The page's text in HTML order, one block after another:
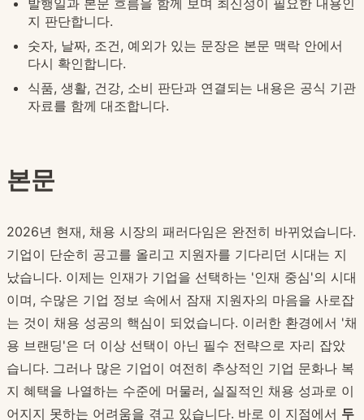
발행일과 본문 흐름을 함께 보며 최신성이 필요한 내용인
지 판단합니다.
숫자, 날짜, 조건, 예외가 있는 문장은 본문 맥락 안에서
다시 확인합니다.
식품, 생활, 건강, 소비 판단과 연결되는 내용은 공식 기관
자료를 함께 대조합니다.
본문
2026년 현재, 채용 시장의 패러다임은 완전히 바뀌었습니다.
기업이 단순히 공고를 올리고 지원자를 기다리던 시대는 지
났습니다. 이제는 인재가 기업을 선택하는 '인재 중심'의 시대
이며, 수많은 기업 정보 속에서 잠재 지원자의 마음을 사로잡
는 것이 채용 성공의 핵심이 되었습니다. 이러한 환경에서 '채
용 브랜딩'은 더 이상 선택이 아닌 필수 전략으로 자리 잡았
습니다. 그러나 많은 기업이 여전히 추상적인 기업 문화나 복
지 혜택을 나열하는 수준에 머물러, 실질적인 채용 성과로 이
어지지 못하는 어려움을 겪고 있습니다. 바로 이 지점에서 두